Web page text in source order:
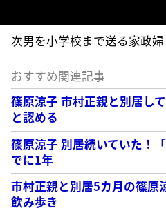
次男を小学校まで送る家政婦
おすすめ関連記事
篠原涼子 市村正親と別居し
と認める
篠原涼子 別居続いていた！
でに1年
市村正親と別居5カ月の篠原
飲み歩き